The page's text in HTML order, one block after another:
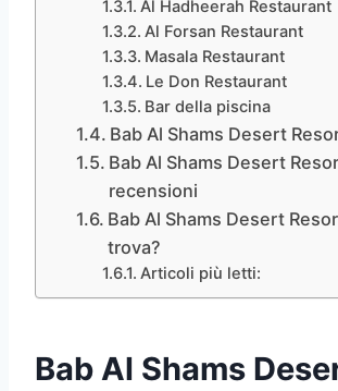
Al Hadheerah Restaurant
Al Forsan Restaurant
Masala Restaurant
Le Don Restaurant
Bar della piscina
Bab Al Shams Desert
Bab Al Shams Desert
recensioni
Bab Al Shams Desert
trova?
Articoli più letti:
Bab Al Shams